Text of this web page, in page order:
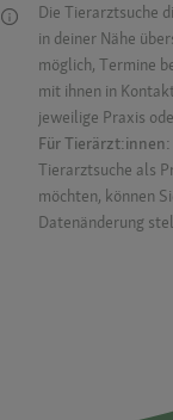
Die Tierarztsuche
in deiner Nähe
möglich, Termine
mit ihnen in
jeweilige Praxis
Für Tierärzt:innen:
Tierarztsuche als
möchten, können
Datenänderung